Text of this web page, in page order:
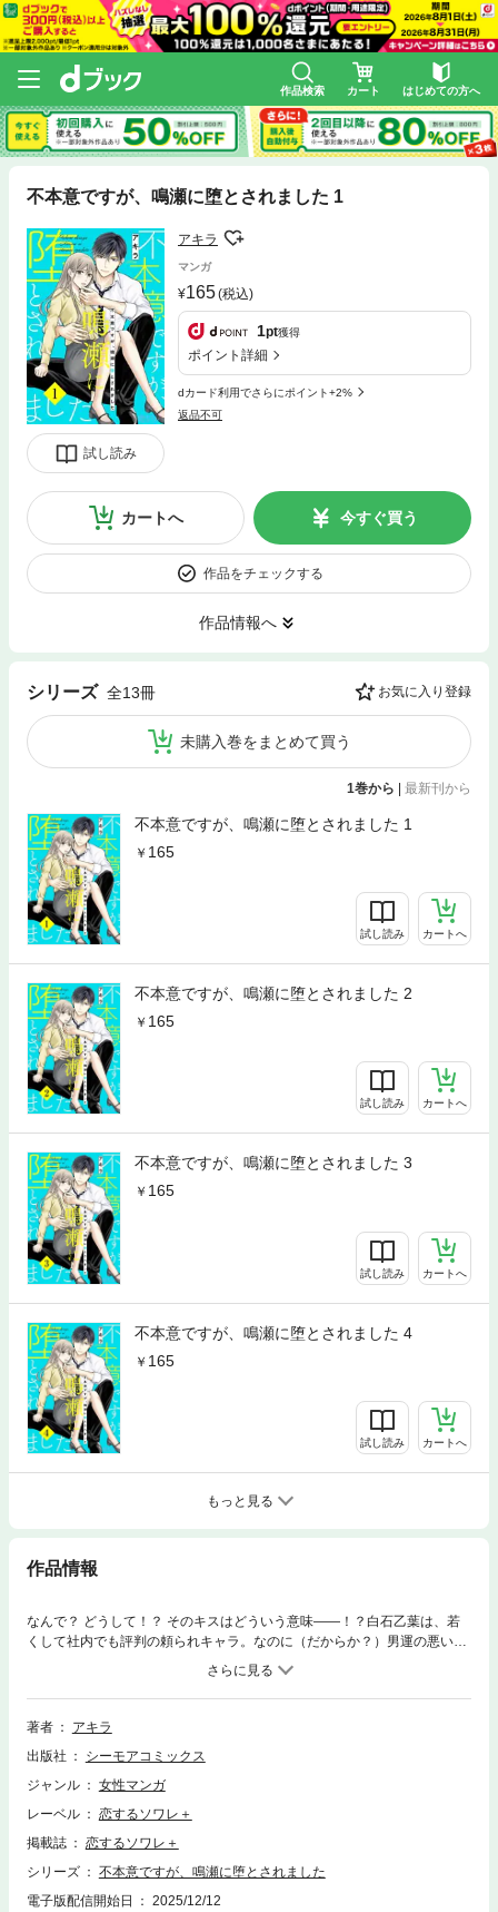
作品検索 カート はじめての方へ
不本意ですが、鳴瀬に堕とされました 1
試し読み
アキラ
マンガ
165(税込)
1pt獲得
ポイント詳細
dカード利用でさらにポイント+2%
返品不可
カートへ 今すぐ買う
作品をチェックする
作品情報へ
シリーズ 全13冊 お気に入り登録
未購入巻をまとめて買う
1巻から | 最新刊から
不本意ですが、鳴瀬に堕とされました 1
165
試し読み カートへ
不本意ですが、鳴瀬に堕とされました 2
165
試し読み カートへ
不本意ですが、鳴瀬に堕とされました 3
165
試し読み カートへ
不本意ですが、鳴瀬に堕とされました 4
165
試し読み カートへ
もっと見る
作品情報
なんで？ どうして！？ そのキスはどういう意味――！？白石乙葉は、若
くして社内でも評判の頼られキャラ。なのに（だからか？）男運の悪い彼
女には、天敵がいる。同期の鳴瀬仁だ。イケメン故に会社の女子からは注
目のマトなこのオトコ、乙葉には何かと絡んできて、必ず言い合いになる
関係なのだ。そんな鳴瀬が、乙葉と年下彼氏との修羅場に偶然、居合わせ
て…。不仲が一転、共犯関係に――！？ スパイシー＆キュン！なオフィス
著者
アキラ
出版社
シーモアコミックス
ジャンル
女性マンガ
レーベル
恋するソワレ＋
掲載誌
恋するソワレ＋
シリーズ
不本意ですが、鳴瀬に堕とされました
電子版配信開始日
2025/12/12